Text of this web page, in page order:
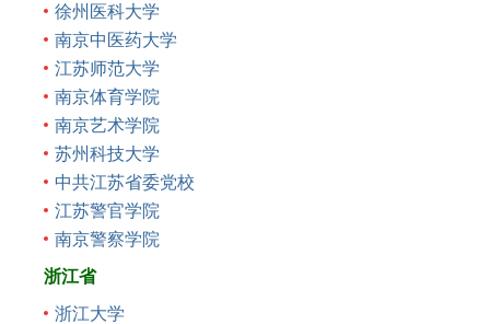
徐州医科大学
南京中医药大学
江苏师范大学
南京体育学院
南京艺术学院
苏州科技大学
中共江苏省委党校
江苏警官学院
南京警察学院
浙江省
浙江大学